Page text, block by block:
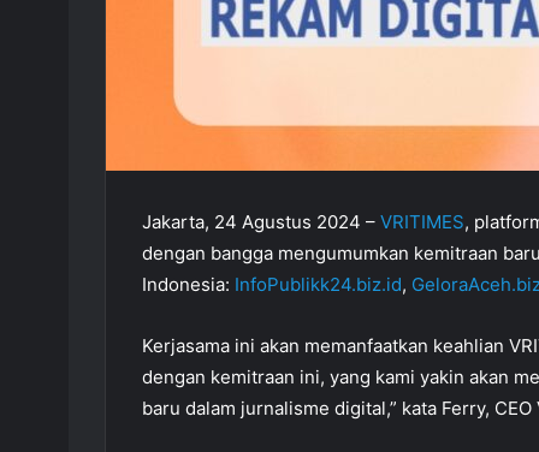
Jakarta, 24 Agustus 2024 – VRITIMES,
dengan bangga mengumumkan kemitraan
Indonesia: InfoPublikk24.biz.id,
Kerjasama ini akan memanfaatkan keahlian
dengan kemitraan ini, yang kami yakin akan
baru dalam jurnalisme digital,” kata Ferry, CEO